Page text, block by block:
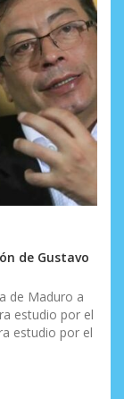
de Gustavo
de Maduro a
estudio por el
estudio por el